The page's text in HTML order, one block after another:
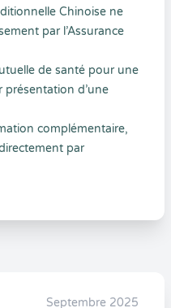
Chinoise ne
par l’Assurance
de santé pour une
présentation d’une
complémentaire,
par
Septembre 2025